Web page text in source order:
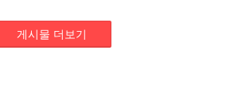
게시물 더보기